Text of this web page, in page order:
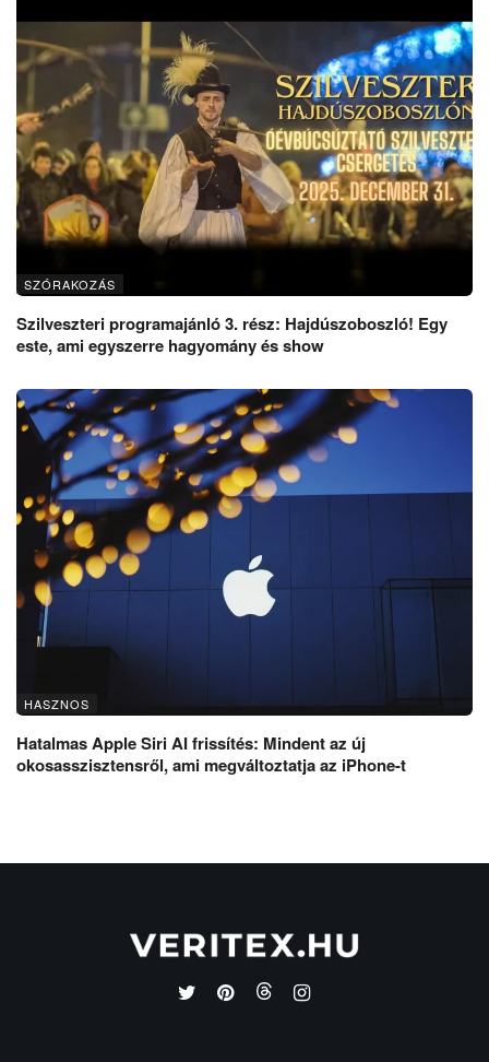
SZÓRAKOZÁS
Szilveszteri programajánló 3. rész: Hajdúszoboszló! Egy
este, ami egyszerre hagyomány és show
HASZNOS
Hatalmas Apple Siri AI frissítés: Mindent az új
okosasszisztensről, ami megváltoztatja az iPhone-t